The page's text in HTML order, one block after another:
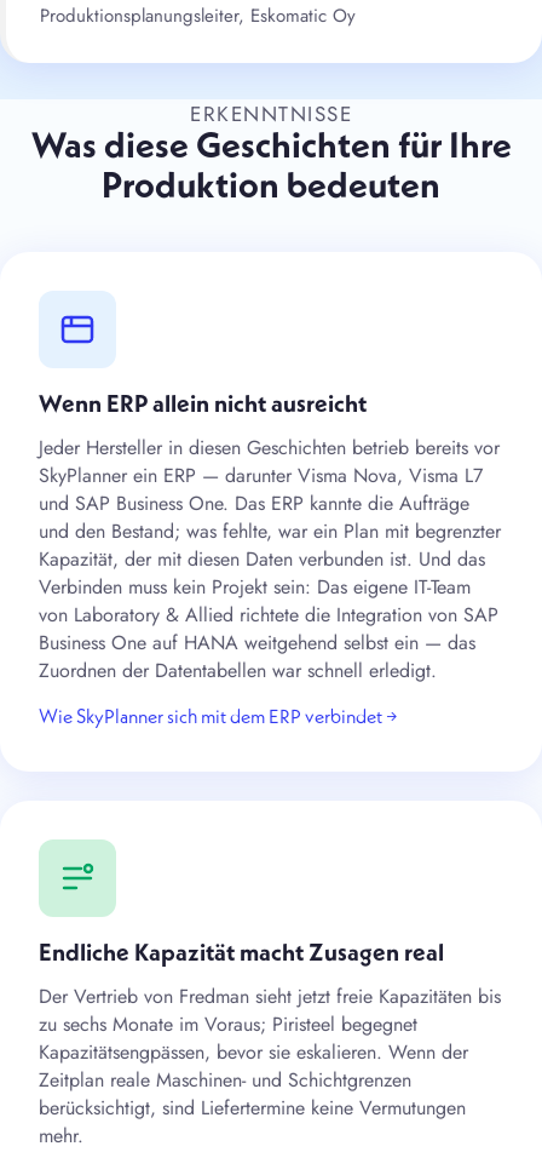
Produktionsplanungsleiter, Eskomatic Oy
ERKENNTNISSE
Was diese Geschichten für Ihre
Produktion bedeuten
Wenn ERP allein nicht ausreicht
Jeder Hersteller in diesen Geschichten betrieb bereits vor
SkyPlanner ein ERP — darunter Visma Nova, Visma L7
und SAP Business One. Das ERP kannte die Aufträge
und den Bestand; was fehlte, war ein Plan mit begrenzter
Kapazität, der mit diesen Daten verbunden ist. Und das
Verbinden muss kein Projekt sein: Das eigene IT-Team
von Laboratory & Allied richtete die Integration von SAP
Business One auf HANA weitgehend selbst ein — das
Zuordnen der Datentabellen war schnell erledigt.
Wie SkyPlanner sich mit dem ERP verbindet →
Endliche Kapazität macht Zusagen real
Der Vertrieb von Fredman sieht jetzt freie Kapazitäten bis
zu sechs Monate im Voraus; Piristeel begegnet
Kapazitätsengpässen, bevor sie eskalieren. Wenn der
Zeitplan reale Maschinen- und Schichtgrenzen
berücksichtigt, sind Liefertermine keine Vermutungen
mehr.